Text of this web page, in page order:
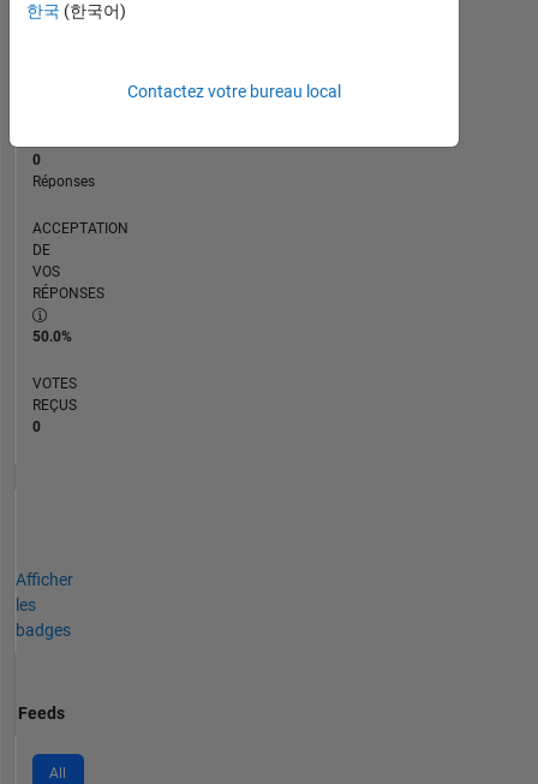
RÉPUTATION
CONTRIBUTIONS
0
Réponses
ACCEPTATION
DE
VOS
RÉPONSES
50.0%
VOTES
REÇUS
0
Afficher
les
badges
Feeds
All
한국 (한국어)
Contactez votre bureau local